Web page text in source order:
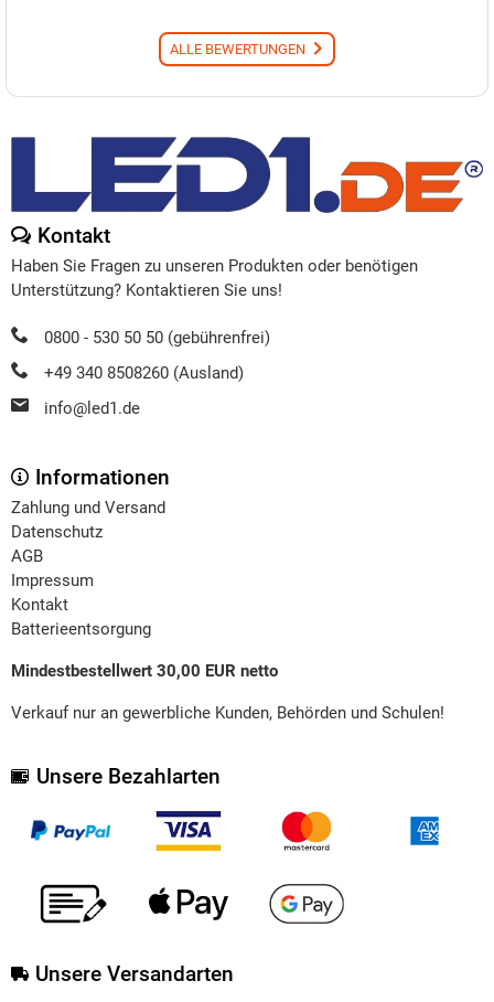
ALLE BEWERTUNGEN
Kontakt
Haben Sie Fragen zu unseren Produkten oder benötigen
Unterstützung? Kontaktieren Sie uns!
0800 - 530 50 50 (gebührenfrei)
+49 340 8508260 (Ausland)
info@led1.de
Informationen
Zahlung und Versand
Datenschutz
AGB
Impressum
Kontakt
Batterieentsorgung
Mindestbestellwert 30,00 EUR netto
Verkauf nur an gewerbliche Kunden, Behörden und Schulen!
Unsere Bezahlarten
Unsere Versandarten